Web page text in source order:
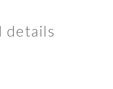
details